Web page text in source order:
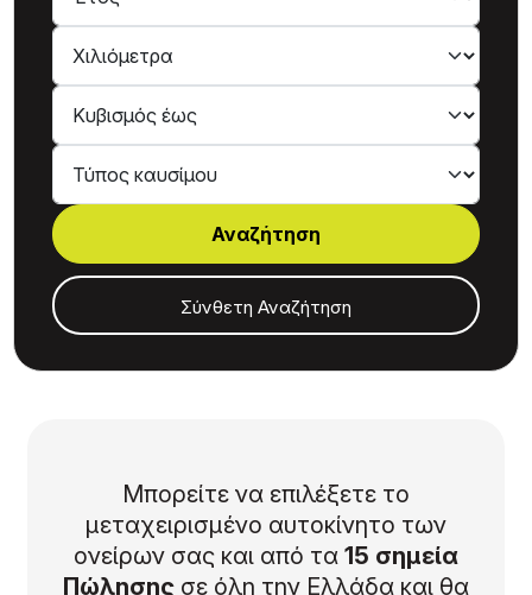
Τύπος καυσίμου
Σύνθετη Αναζήτηση
Μπορείτε να επιλέξετε το
μεταχειρισμένο αυτοκίνητο των
ονείρων σας και από τα 15 σημεία
Πώλησης σε όλη την Ελλάδα και θα